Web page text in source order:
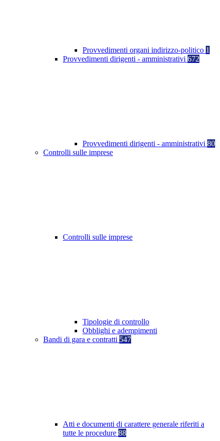
Provvedimenti organi indirizzo-politico 1
Provvedimenti dirigenti - amministrativi 672
Provvedimenti dirigenti - amministrativi 80
Controlli sulle imprese
Controlli sulle imprese
Tipologie di controllo
Obblighi e adempimenti
Bandi di gara e contratti 547
Atti e documenti di carattere generale riferiti a
tutte le procedure 88